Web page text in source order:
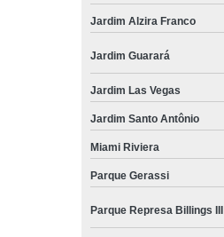
Jardim Alzira Franco
Jardim Guarará
Jardim Las Vegas
Jardim Santo Antônio
Miami Riviera
Parque Gerassi
Parque Represa Billings III